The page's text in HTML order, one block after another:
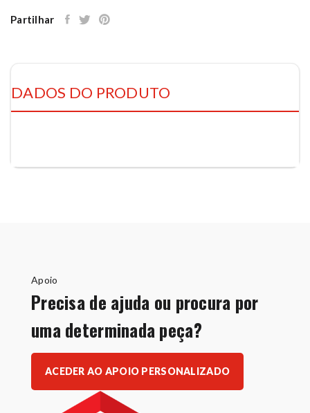
Partilhar
DADOS DO PRODUTO
Apoio
Precisa de ajuda ou procura por
uma determinada peça?
ACEDER AO APOIO PERSONALIZADO